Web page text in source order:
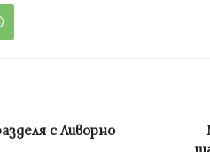
с Ливорно